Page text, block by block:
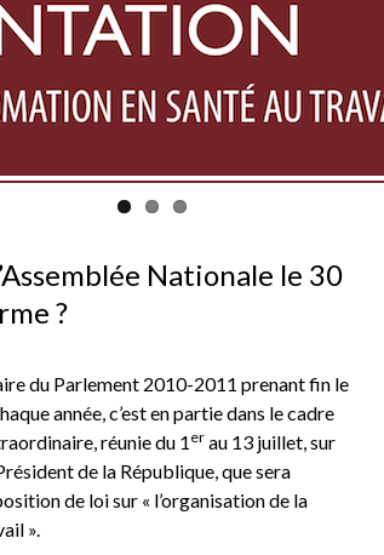
Nationale le 30
?
du Parlement 2010-2011 prenant fin le
année,c’est en partie dans le cadre
, réunie du 1 er au 13 juillet, sur
de la République, que sera
de loi sur « l’organisation de la
».